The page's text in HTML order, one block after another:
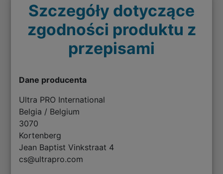
Szczegóły dotyczące
zgodności produktu z
przepisami
Dane producenta
Ultra PRO International
Belgia / Belgium
3070
Kortenberg
Jean Baptist Vinkstraat 4
cs@ultrapro.com